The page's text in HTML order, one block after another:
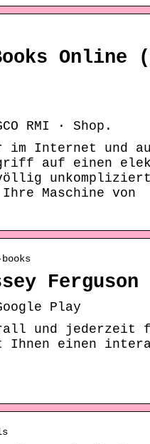
Online
RMI · Shop.
im Internet und
auf einen
unkompliziert
Maschine von
Ferguson
Play
und jederzeit
Ihnen einen